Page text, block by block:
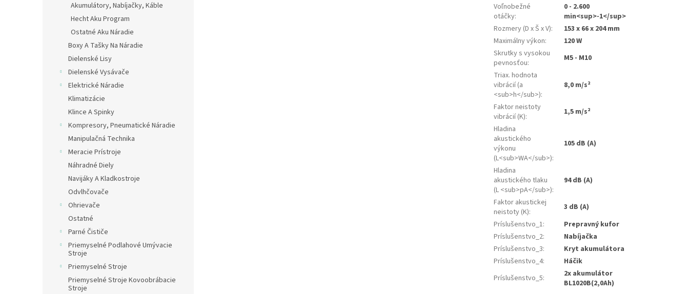
Akumulátory, Nabíjačky, Káble
Hecht Aku Program
Ostatné Aku Náradie
Boxy A Tašky Na Náradie
Dielenské Lisy
Dielenské Vysávače
Elektrické Náradie
Klimatizácie
Klince A Spinky
Kompresory, Pneumatické Náradie
Manipulačná Technika
Meracie Prístroje
Náhradné Diely
Navijáky A Kladkostroje
Odvlhčovače
Ohrievače
Ostatné
Parné Čističe
Priemyselné Podlahové Umývacie
Stroje
Priemyselné Stroje
Priemyselné Stroje Kovoobrábacie
Stroje
Voľnobežné
otáčky:
0 - 2.600
min<sup>-1</sup>
Rozmery (D x Š x V):
153 x 66 x 204 mm
Maximálny výkon:
120 W
Skrutky s vysokou
pevnosťou:
M5 - M10
Triax. hodnota
vibrácií (a
<sub>h</sub>):
8,0 m/s²
Faktor neistoty
vibrácií (K):
1,5 m/s²
Hladina
akustického
výkonu
(L<sub>WA</sub>):
105 dB (A)
Hladina
akustického tlaku
(L <sub>pA</sub>):
94 dB (A)
Faktor akustickej
neistoty (K):
3 dB (A)
Príslušenstvo_1:
Prepravný kufor
Príslušenstvo_2:
Nabíjačka
Príslušenstvo_3:
Kryt akumulátora
Príslušenstvo_4:
Háčik
Príslušenstvo_5:
2x akumulátor
BL1020B(2,0Ah)